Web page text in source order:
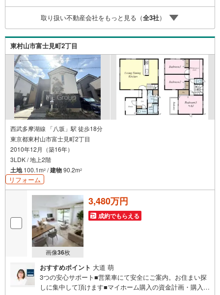
取り扱い不動産会社をもっと見る（全3社）
東村山市富士見町2丁目
西武多摩湖線 「八坂」駅 徒歩18分
東京都東村山市富士見町2丁目
2010年12月（築16年）
3LDK / 地上2階
土地100.1m2 /建物90.2m2
リフォーム
画像36枚
3,480万円
成約でもらえる
おすすめポイント 大道 萌
3つの安心サポート■営業車にて安全にご案内。お住まい探
しに集中して頂けます■マイホーム購入の資金計画・購入か